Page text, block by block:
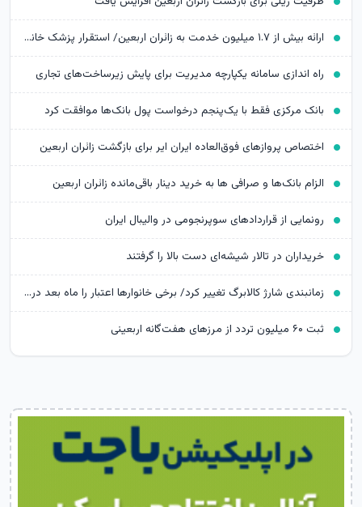
ارائه بیش از ۱.۷ میلیون خدمت به زائران اربعین/ استقرار پزشک خانواده در ۶۴ شهرستان
راه اندازی سامانه یکپارچه مدیریت برای پایش زیرساخت‌های تجاری
بانک مرکزی فقط با یک‌‎پنجم درخواست پول بانک‌ها موافقت کرد
اختصاص پروازهای فوق‌العاده ایران ایر برای بازگشت زائران اربعین
الزام بانک‌ها و صرافی ها به خرید دینار باقی‌مانده زائران اربعین
رونمایی از قراردادهای سوپرنجومی در والیبال ایران
خریداران در تالار شیشه‌ای دست بالا را گرفتند
زمانبندی شارژ کالابرگ تغییر کرد/ برخی خانوارها اعتبار را ماه بعد دریافت می‌کنند
ثبت ۶۰ میلیون تردد از مرزهای هفت‌گانه اربعینی